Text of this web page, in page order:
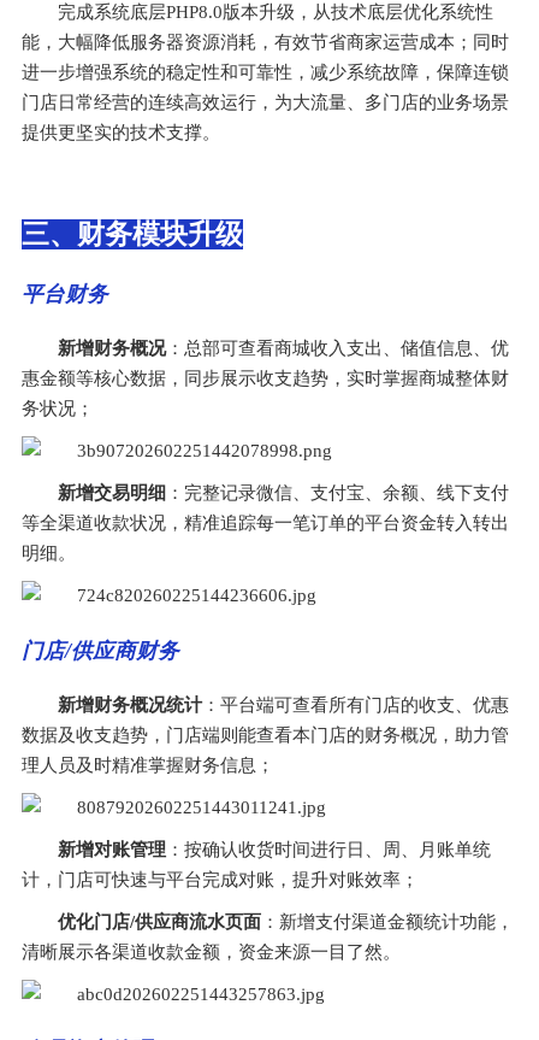
完成系统底层PHP8.0版本升级，从技术底层优化系统性
能，大幅降低服务器资源消耗，有效节省商家运营成本；同时
进一步增强系统的稳定性和可靠性，减少系统故障，保障连锁
门店日常经营的连续高效运行，为大流量、多门店的业务场景
提供更坚实的技术支撑。
三、财务模块升级
平台财务
新增财务概况：总部可查看商城收入支出、储值信息、优
惠金额等核心数据，同步展示收支趋势，实时掌握商城整体财
务状况；
新增交易明细 ：完整记录微信、支付宝、余额、线下支付
等全渠道收款状况，精准追踪每一笔订单的平台资金转入转出
明细。
门店/供应商财务
新增财务概况统计：平台端可查看所有门店的收支、优惠
数据及收支趋势，门店端则能查看本门店的财务概况，助力管
理人员及时精准掌握财务信息；
新增对账管理 ：按确认收货时间进行日、周、月账单统
计，门店可快速与平台完成对账，提升对账效率；
优化门店/供应商流水页面 ：新增支付渠道金额统计功能，
清晰展示各渠道收款金额，资金来源一目了然。